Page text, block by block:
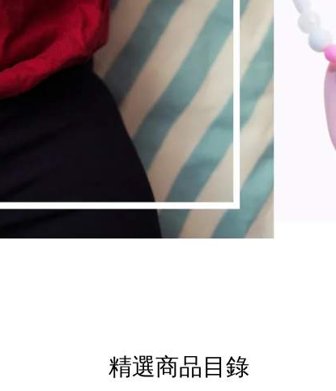
精選商品目錄